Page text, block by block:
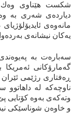
شکست هێناوی وەك
دیاردەی شەری بە
مانەوەی
یەکان نیشانەی
سەبارەت بە
گەمارۆکانی ئەمریکا
ڕەفتاری رژێمی
ناوچەکە لە داهاتوو
وتەکەی بەوە کۆتایی
و خاوەن شوناسێکی